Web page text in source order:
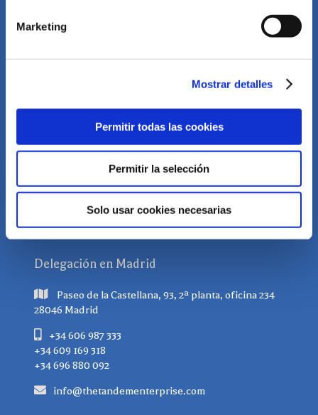
Marketing
Mostrar detalles
Permitir todas las cookies
Permitir la selección
Solo usar cookies necesarias
+34 928 468 032
+34 606 987 333
Delegación en Madrid
Paseo de la Castellana, 93, 2ª planta, oficina 234
28046 Madrid
+34 606 987 333
+34 609 169 318
+34 696 880 092
info@thetandementerprise.com